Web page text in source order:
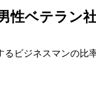
性ベテラン
ビジネスマンの